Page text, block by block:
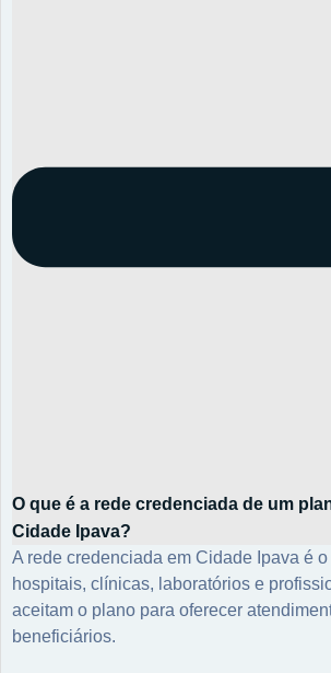
O que é a rede credenciada de um
Cidade Ipava?
A rede credenciada em Cidade Ipava é
hospitais, clínicas, laboratórios e
aceitam o plano para oferecer
beneficiários.